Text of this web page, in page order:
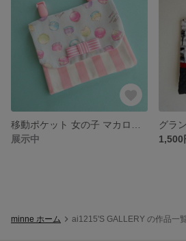
展示中
1,500
minne ホーム ai1215'S GALLERY の作品一